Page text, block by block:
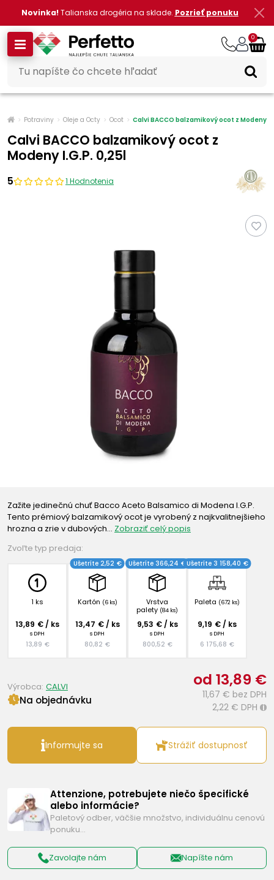
Novinka! Talianska drogéria na sklade. Pozrieť ponuku
0
Potraviny Oleje a Octy Ocot Calvi BACCO balzamikový ocot z Modeny
Calvi BACCO balzamikový ocot z
Modeny I.G.P. 0,25l
5 1 Hodnotenia
Zažite jedinečnú chuť Bacco Aceto Balsamico di Modena I.G.P.
Tento prémiový balzamikový ocot je vyrobený z najkvalitnejšieho
hrozna a zrie v dubových… Zobraziť celý popis
Zvoľte typ predaja:
1 ks
13,89 € / ks
s DPH
13,89 €
Kartón (6 ks)
Ušetríte 2,52 €
13,47 € / ks
s DPH
80,82 €
Vrstva
palety (84 ks)
Ušetríte 366,24 €
9,53 € / ks
s DPH
800,52 €
Paleta (672 ks)
Ušetríte 3 158,40 €
9,19 € / ks
s DPH
6 175,68 €
od 13,89 €
11,67 € bez DPH
2,22 € DPH i
Na objednávku
Výrobca: CALVI
Informujte sa Strážiť dostupnosť
Attenzione, potrebujete niečo špecifické
alebo informácie?
Paletový odber, väčšie množstvo, individuálnu cenovú
ponuku…
Zavolajte nám Napíšte nám